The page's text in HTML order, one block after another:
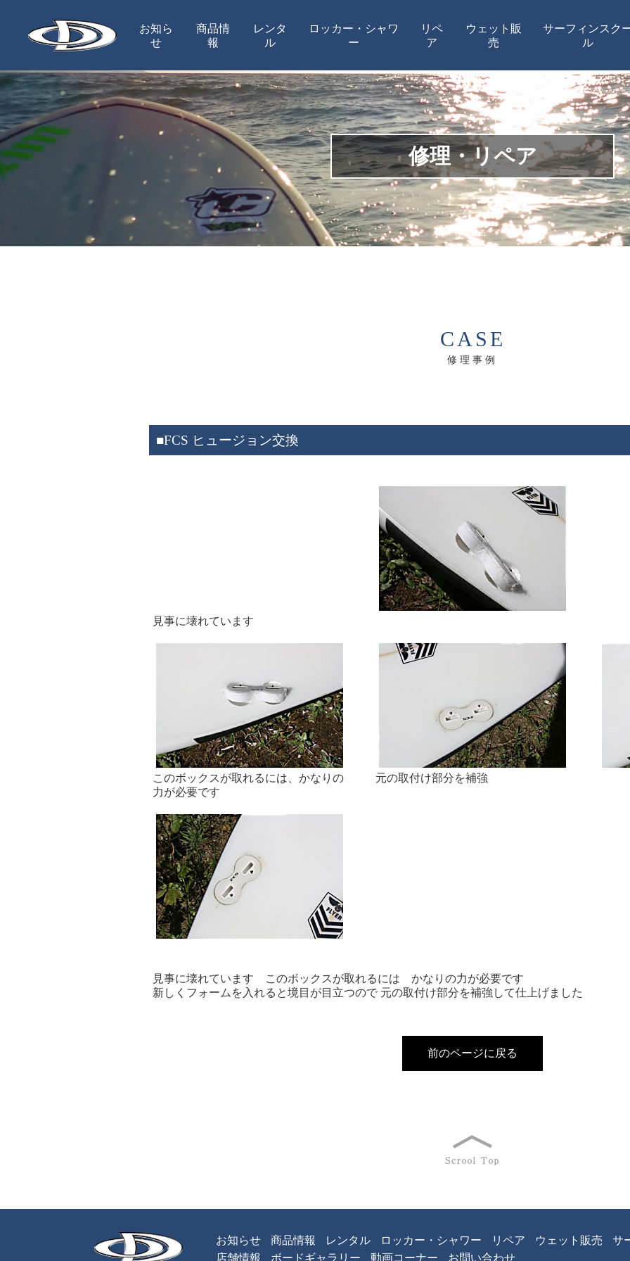
お知ら
せ
商品情
報
レンタ
ル
ロッカー・シャワ
ー
リペ
ア
ウェット販
売
サーフィンスク
ル
修理・リペア
CASE
修理事例
■FCS ヒュージョン交換
見事に壊れています
このボックスが取れるには、かなりの
力が必要です
元の取付け部分を補強
見事に壊れています このボックスが取れるには かなりの力が必要です
新しくフォームを入れると境目が目立つので 元の取付け部分を補強して仕上げました
前のページに戻る
お知らせ 商品情報 レンタル ロッカー・シャワー リペア ウェット販売
サ
店舗情報
ボードギャラリー 動画コーナー お問い合わせ